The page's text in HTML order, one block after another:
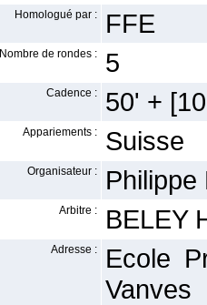
Homologué par : FFE
Nombre de rondes : 5
Cadence : 50' +
Appariements : Suisse
Organisateur : Philippe
Arbitre : BELEY
Adresse :
Ecole
Vanves